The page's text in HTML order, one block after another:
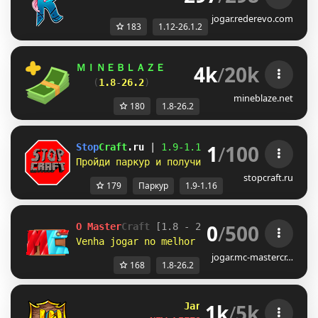
jogar.rederevo.com
183 1.12-26.1.2
ＭＩＮＥＢＬＡＺＥ // 「 Взломай
(1.8-26.2) // забирай
4k/20k
mineblaze.net
180 1.8-26.2
StopCraft.ru 1.9-1.16 | Честный сервер
Пройди паркур и получи донат бесплатно!
1/100
stopcraft.ru
179 Паркур 1.9-1.16
O MasterCraft [1.8 - 26.2] ●
Venha jogar no melhor
RankUP!! Resetamos!
0/500
jogar.mc-mastercr…
168 1.8-26.2
Jartex Network